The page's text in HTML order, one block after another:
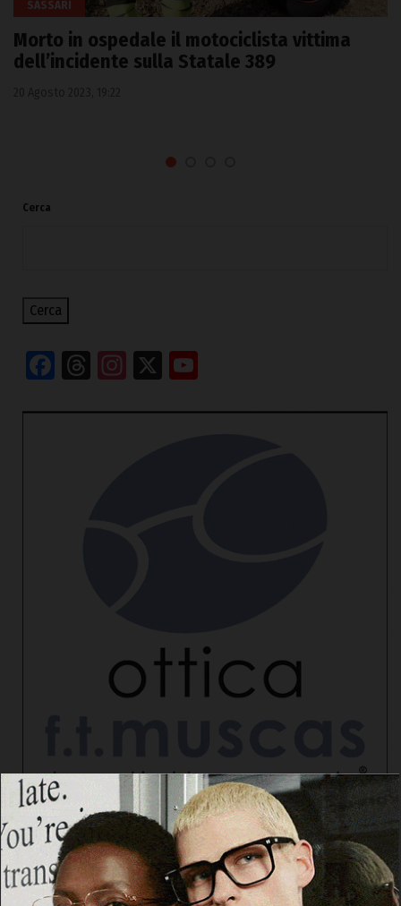
SASSARI
Morto in ospedale il motociclista vittima
dell’incidente sulla Statale 389
Cerca
Cerca
Facebook
Threads
Instagram
X